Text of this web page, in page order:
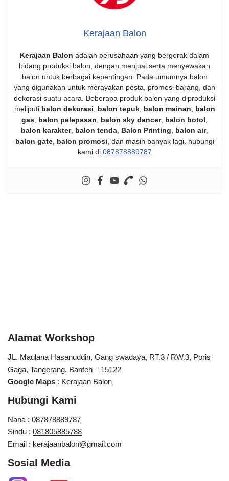
Kerajaan Balon
Kerajaan Balon adalah perusahaan yang bergerak dalam
bidang produksi balon, dengan menjual serta menyewakan
balon untuk berbagai kepentingan. Pada umumnya balon
yang digunakan untuk merayakan pesta, promosi barang, dan
dekorasi suatu acara. Beberapa produk balon yang diproduksi
meliputi balon dekorasi balon tepuk, balon mainan
balon
gas balon pelepasan balon sky dancer, balon botol
balon karakter, balon tenda Balon Printing balon air,
balon gate, balon promosi , dan masih banyak lagi. hubungi
kami di 087878889787
Alamat Workshop
JL. Maulana Hasanuddin, Gang swadaya, RT.3 / RW.3, Poris
Gaga, Tangerang. Banten – 15122
Google Maps : Kerajaan Balon
Hubungi Kami
Nana : 087878889787
Sindu : 081805885788
Email : kerajaanbalon@gmail.com
Sosial Media